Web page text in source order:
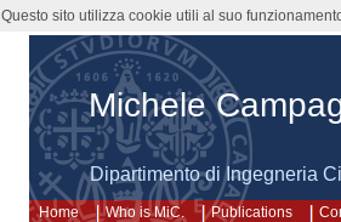
Michele
Dipartimento di Ingegneria
Home Who is MiC. Publications
Questo sito utilizza cookie utili al suo